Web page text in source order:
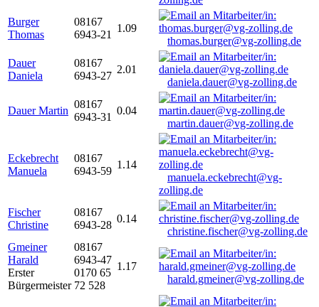
Burger
Thomas
08167
6943-21
1.09
thomas.burger@vg-zolling.de
Dauer
Daniela
08167
6943-27
2.01
daniela.dauer@vg-zolling.de
Dauer Martin
08167
6943-31
0.04
martin.dauer@vg-zolling.de
Eckebrecht
Manuela
08167
6943-59
1.14
manuela.eckebrecht@vg-
zolling.de
Fischer
Christine
08167
6943-28
0.14
christine.fischer@vg-zolling.de
Gmeiner
Harald
Erster
Bürgermeister
08167
6943-47
0170 65
72 528
1.17
harald.gmeiner@vg-zolling.de